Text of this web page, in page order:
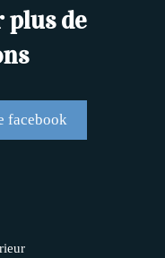
plus de
facebook